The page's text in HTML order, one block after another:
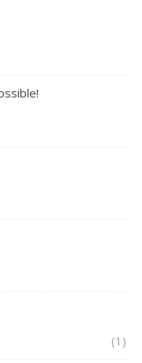
(1)